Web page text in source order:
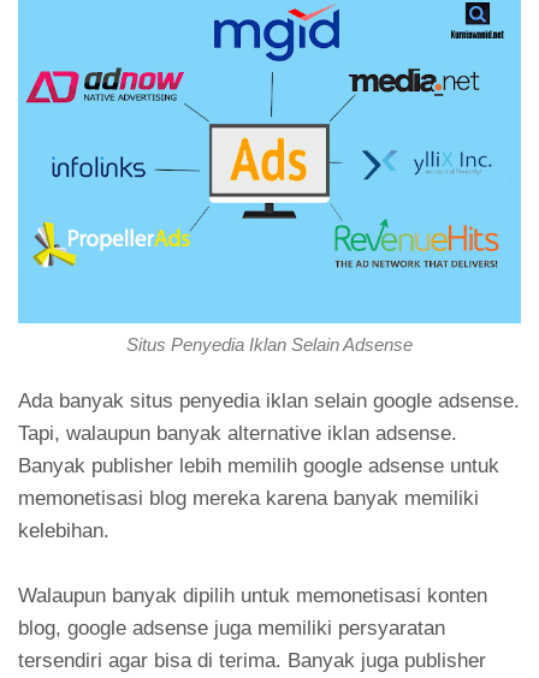
Situs Penyedia Iklan Selain Adsense
Ada banyak situs penyedia iklan selain google adsense.
Tapi, walaupun banyak alternative iklan adsense.
Banyak publisher lebih memilih google adsense untuk
memonetisasi blog mereka karena banyak memiliki
kelebihan.
Walaupun banyak dipilih untuk memonetisasi konten
blog, google adsense juga memiliki persyaratan
tersendiri agar bisa di terima. Banyak juga publisher